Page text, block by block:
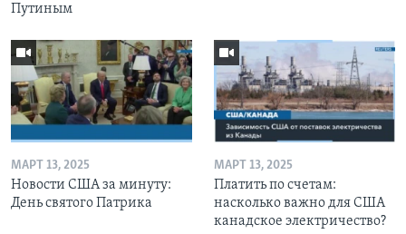
Путиным
МАРТ 13, 2025
Новости США за минуту:
День святого Патрика
МАРТ 13, 2025
Платить по счетам:
насколько важно для США
канадское электричество?